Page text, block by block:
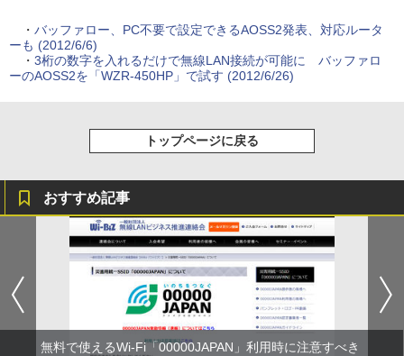
・ バッファロー、PC不要で設定できるAOSS2発表、対応ルータ
ーも (2012/6/6)
・ 3桁の数字を入れるだけで無線LAN接続が可能に バッファロ
ーのAOSS2を「WZR-450HP」で試す (2012/6/26)
トップページに戻る
おすすめ記事
無料で使えるWi-Fi「00000JAPAN」利用時に注意すべき